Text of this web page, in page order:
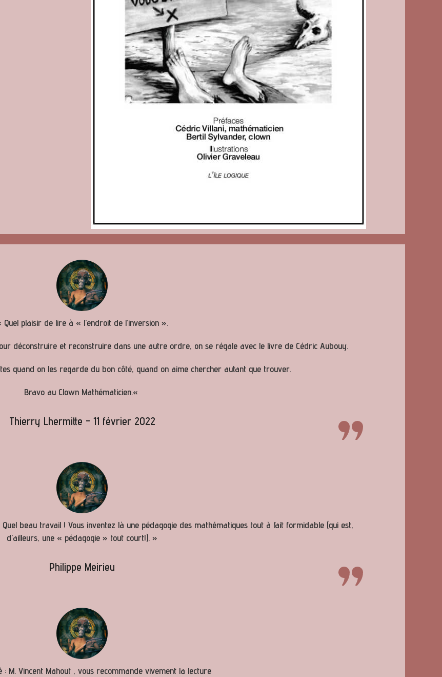
Quel plaisir de lire à « l’endroit de l’inversion ».
déconstruire et reconstruire dans une autre ordre, on se régale avec le livre de Cédric Aubouy.
quand on les regarde du bon côté, quand on aime chercher autant que trouver.
Bravo au Clown Mathématicien.«
Thierry Lhermitte - 11 février 2022
beau travail ! Vous inventez là une pédagogie des mathématiques tout à fait formidable (qui est,
d’ailleurs, une « pédagogie » tout court!). »
Philippe Meirieu
: M. Vincent Mahout , vous recommande vivement la lecture